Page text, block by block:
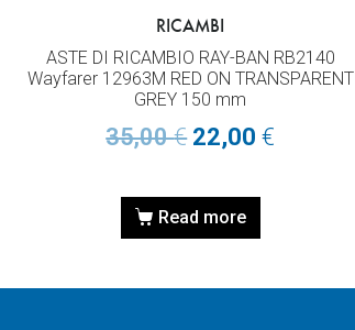
RICAMBI
ASTE DI RICAMBIO RAY-BAN RB2140
Wayfarer 12963M RED ON TRANSPARENT
GREY 150 mm
35,00€ 22,00€
Read more